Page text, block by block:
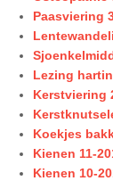
Paasviering
Lezing
Kerstviering
Koekjes
Kienen 11-
Kienen 10-